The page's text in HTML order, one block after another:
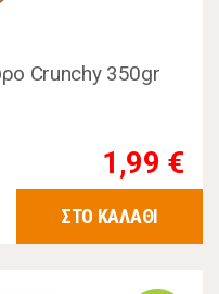
Crunchy 350gr
1,99 €
ΣΤΟ ΚΑΛΑΘΙ